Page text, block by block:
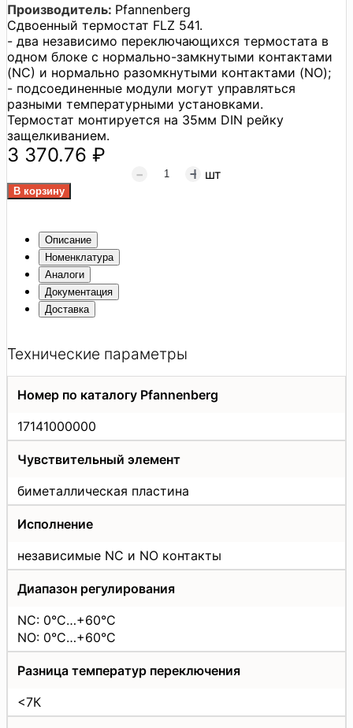
Производитель: Pfannenberg
Сдвоенный термостат FLZ 541.
- два независимо переключающихся термостата в
одном блоке с нормально-замкнутыми контактами
(NС) и нормально разомкнутыми контактами (NO);
- подсоединенные модули могут управляться
разными температурными установками.
Термостат монтируется на 35мм DIN рейку
защелкиванием.
3 370.76 ₽
шт
Описание
Номенклатура
Аналоги
Документация
Доставка
Технические параметры
Номер по каталогу Pfannenberg
17141000000
Чувствительный элемент
биметаллическая пластина
Исполнение
независимые NC и NO контакты
Диапазон регулирования
NC: 0°C…+60°C
NO: 0°C…+60°C
Разница температур переключения
<7К